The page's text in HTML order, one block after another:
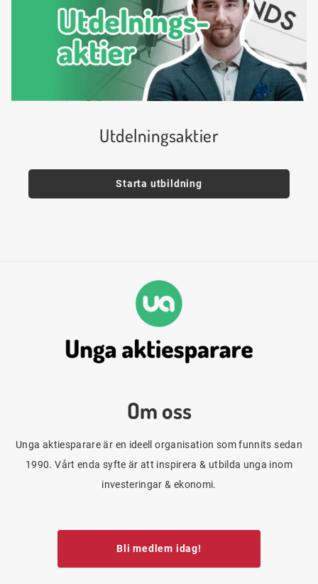
Utdelningsaktier
Starta utbildning
Om oss
Unga aktiesparare är en ideell organisation som funnits sedan
1990. Vårt enda syfte är att inspirera & utbilda unga inom
investeringar & ekonomi.
Bli medlem idag!